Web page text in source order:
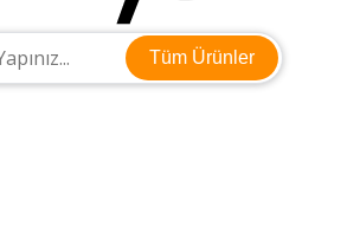
Tüm Ürünler